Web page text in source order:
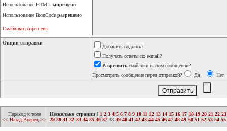
Использование HTML запрещено
Использование IkonCode разрешено
Смайлики разрешены
Опции отправки
Добавить подпись?
Получать ответы по e-mail?
Разрешить смайлики в этом сообщении?
Просмотреть сообщение перед отправкой?
Да Нет
Переход к теме
<< Назад Вперед >>
Несколько страниц [ 1 2 3 4 5 6 7 8 9 10 11 12 13 14 15 16 17 18 19 20 21 22 23
29 30 31 32 33 34 35 36 37 38 39 40 41 42 43 44 45 46 47 48 49 50 51 52 53 54 55